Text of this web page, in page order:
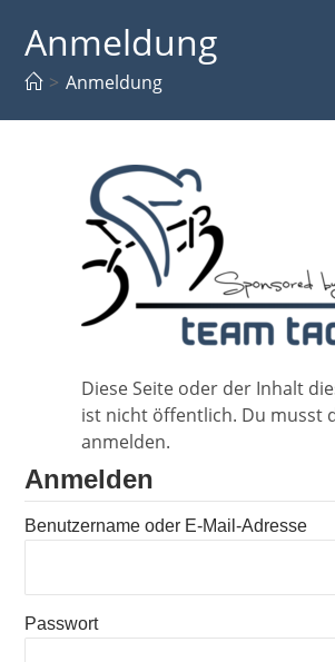
Inhalt
springen
Anmeldung
> Anmeldung
Diese Seite oder der Inhalt
ist nicht öffentlich. Du musst
anmelden.
Anmelden
Benutzername oder E-Mail-Adresse
Passwort